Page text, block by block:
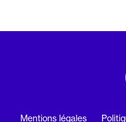
ADMTV sur les réseaux
Mentions légales